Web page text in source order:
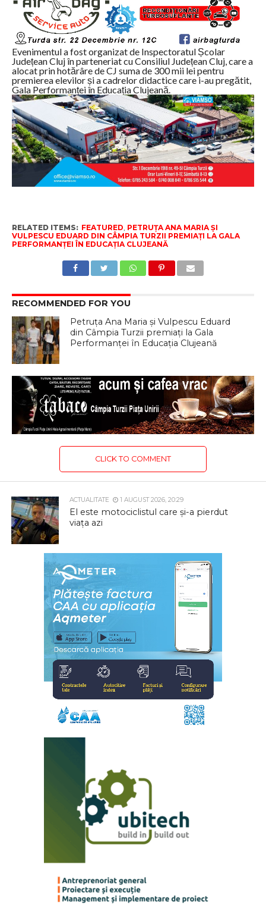
Evenimentul a fost organizat de Inspectoratul Școlar
Județean Cluj în parteneriat cu Consiliul Județean Cluj, care a
alocat prin hotărâre de CJ suma de 300 mii lei pentru
premierea elevilor și a cadrelor didactice care i-au pregătit,
Gala Performanței în Educația Clujeană.
RELATED ITEMS: FEATURED, PETRUȚA ANA MARIA ȘI
VULPESCU EDUARD DIN CÂMPIA TURZII PREMIAȚI LA GALA
PERFORMANȚEI ÎN EDUCAȚIA CLUJEANĂ
RECOMMENDED FOR YOU
Petruța Ana Maria și Vulpescu Eduard
din Câmpia Turzii premiați la Gala
Performanței în Educația Clujeană
CLICK TO COMMENT
ACTUALITATE 1 AUGUST 2026, 20:29
El este motociclistul care și-a pierdut
viața azi